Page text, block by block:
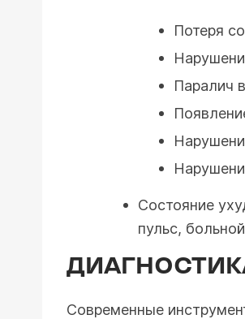
Потеря
Паралич
Состояние
пульс,
Современные